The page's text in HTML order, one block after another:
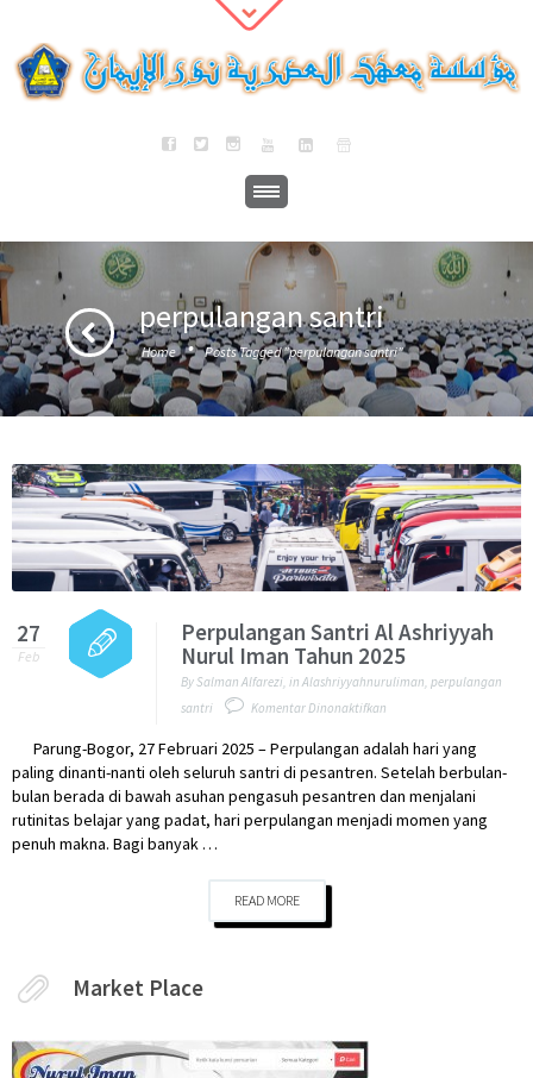
perpulangan santri
Home · Posts Tagged "perpulangan santri"
27
Feb
Perpulangan Santri Al Ashriyyah
Nurul Iman Tahun 2025
BySalman Alfarezi in Alashriyyahnuruliman perpulangan
santri
Komentar Dinonaktifkan
Santri
Al
Ashriyyah
Nurul
Parung-Bogor, 27 Februari 2025 – Perpulangan adalah hari yang
paling dinanti-nanti oleh seluruh santri di pesantren. Setelah berbulan-
bulan berada di bawah asuhan pengasuh pesantren dan menjalani
rutinitas belajar yang padat, hari perpulangan menjadi momen yang
penuh makna. Bagi banyak …
READ MORE
Market Place